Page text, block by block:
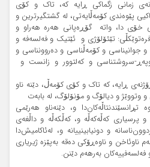
زمانی زگماکی ڕایە کە، تاک و کۆی
پێوەندی کۆمەڵایەتی، لە گشتگیرترین و
خۆی دا، واتە گۆڕەپانی هەرە هەراو و
تێئۆلۆژی و ئێتیک و فەلسەفە و
جوانیناسی و کۆمەڵناسی و دەروونناسی و
سروشتناسی و کەلتوور و زانست و
ڕایە، کە تاک و کۆی کۆمەڵ، دێنە ناو
وتووێژ و دیالۆگ و مۆنۆلۆگ، لە بابەت
تڕانسێندنتاڵەکان‌دا و، دێنەناو هەرێمی
کەڵەکەڵە و، کەڵکەڵە و داڵغەی
و دونیابینییانە و، لەئاکامیش‌دا
ناوئاخن و ناوەڕۆکی دەقە بەپێزە ژیریاری
فەلسەفییەکان بەرهەم دێنن.